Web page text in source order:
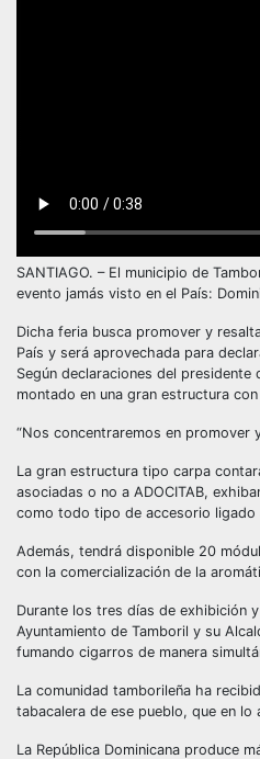
SANTIAGO. – El municipio de
evento jamás visto en el País:
Dicha feria busca promover y
País y será aprovechada para
Según declaraciones del
montado en una gran estructura
“Nos concentraremos en promover
La gran estructura tipo carpa
asociadas o no a ADOCITAB,
como todo tipo de accesorio ligado
Además, tendrá disponible 20
con la comercialización de la
Durante los tres días de exhibición
Ayuntamiento de Tamboril y su
fumando cigarros de manera
La comunidad tamborileña ha
tabacalera de ese pueblo, que en lo
La República Dominicana produce